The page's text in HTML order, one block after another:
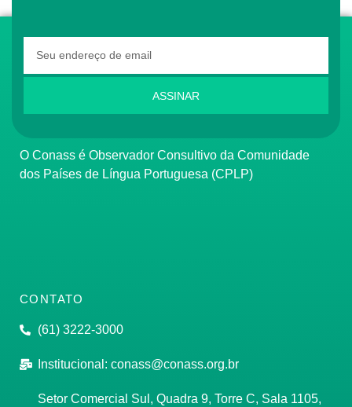
ASSINAR
O Conass é Observador Consultivo da Comunidade
dos Países de Língua Portuguesa (CPLP)
CONTATO
(61) 3222-3000
Institucional: conass@conass.org.br
Setor Comercial Sul, Quadra 9, Torre C, Sala 1105,